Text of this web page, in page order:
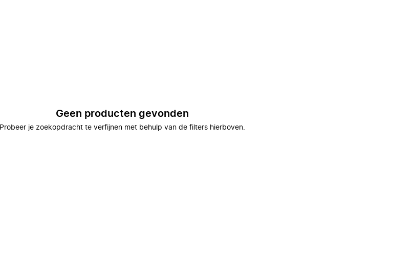
Geen producten gevonden
Probeer je zoekopdracht te verfijnen met behulp van de filters hierboven.